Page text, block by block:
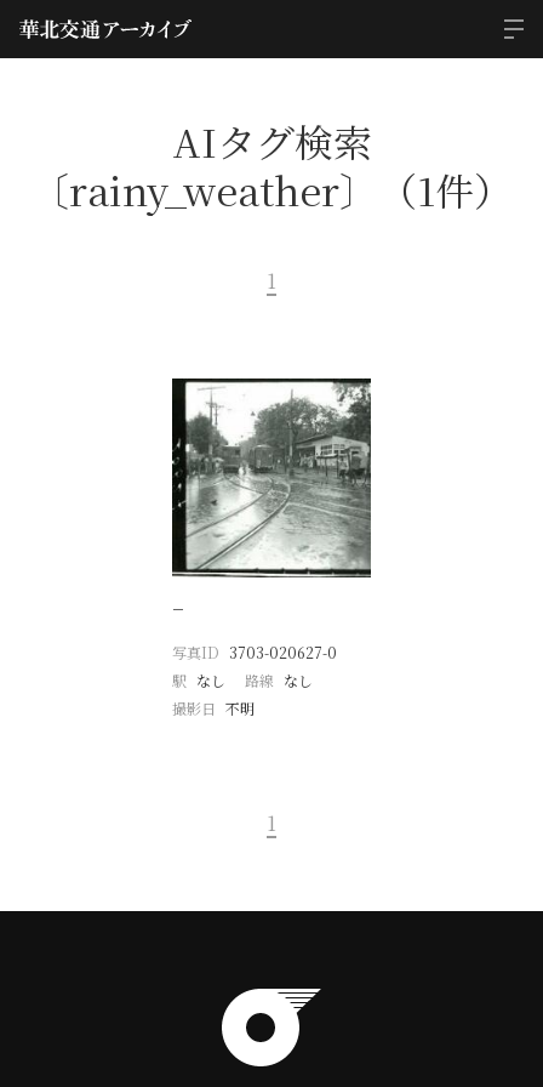
AIタグ検索
〔rainy_weather〕（1件）
1
−
写真ID 3703-020627-0
駅 なし 路線 なし
撮影日
不明
1